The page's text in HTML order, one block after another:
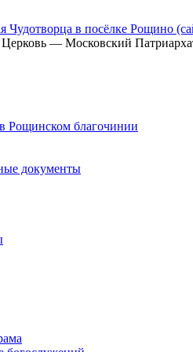
Чудотворца в посёлке Рощино
— Московский
Рощинском благочинии
документы